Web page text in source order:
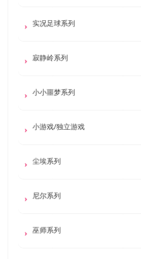
实况足球系列
寂静岭系列
小小噩梦系列
小游戏/独立游戏
尘埃系列
尼尔系列
巫师系列